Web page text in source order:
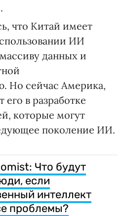
что Китай имеет
ИИ
данных и
Но сейчас Америка,
в разработке
которые могут
поколение ИИ.
Что будут
если
интеллект
проблемы?